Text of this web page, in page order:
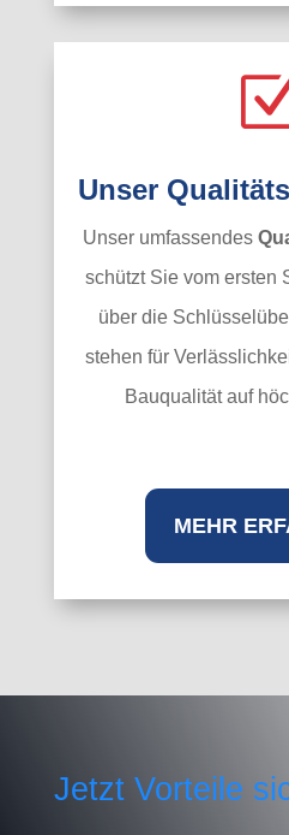
Unser
Unser umfassendes
schützt Sie vom ersten
über die
stehen für
Bauqualität auf
MEHR
Jetzt Vorteile